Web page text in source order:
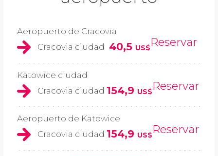
Aeropuerto de Cracovia
Cracovia ciudad 40,5 US$Reservar
Katowice ciudad
Cracovia ciudad 154,9 US$Reservar
Aeropuerto de Katowice
Cracovia ciudad 154,9 US$Reservar